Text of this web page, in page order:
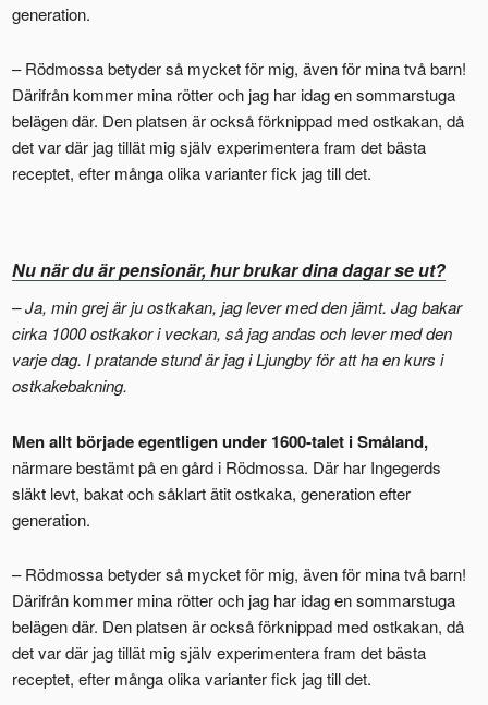
generation.
– Rödmossa betyder så mycket för mig, även för mina två barn!
Därifrån kommer mina rötter och jag har idag en sommarstuga
belägen där. Den platsen är också förknippad med ostkakan, då
det var där jag tillät mig själv experimentera fram det bästa
receptet, efter många olika varianter fick jag till det.
Nu när du är pensionär, hur brukar dina dagar se ut?
– Ja, min grej är ju ostkakan, jag lever med den jämt. Jag bakar
cirka 1000 ostkakor i veckan, så jag andas och lever med den
varje dag. I pratande stund är jag i Ljungby för att ha en kurs i
ostkakebakning.
Men allt började egentligen under 1600-talet i Småland,
närmare bestämt på en gård i Rödmossa. Där har Ingegerds
släkt levt, bakat och såklart ätit ostkaka, generation efter
generation.
– Rödmossa betyder så mycket för mig, även för mina två barn!
Därifrån kommer mina rötter och jag har idag en sommarstuga
belägen där. Den platsen är också förknippad med ostkakan, då
det var där jag tillät mig själv experimentera fram det bästa
receptet, efter många olika varianter fick jag till det.